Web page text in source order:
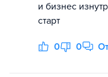
и бизнес
старт
0 0